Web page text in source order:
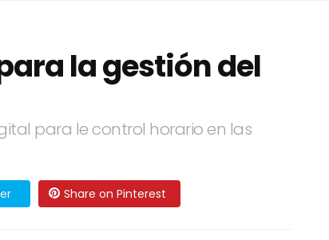
la gestión del
para le control horario en las
Share on Pinterest